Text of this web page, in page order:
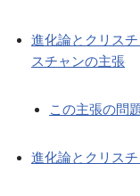
進化論とクリス
スチャンの主張
この主張の問
進化論とクリス